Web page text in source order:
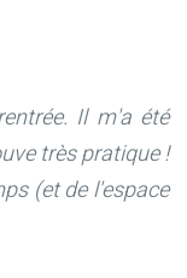
Il m'a été
très pratique !
(et de l'espace